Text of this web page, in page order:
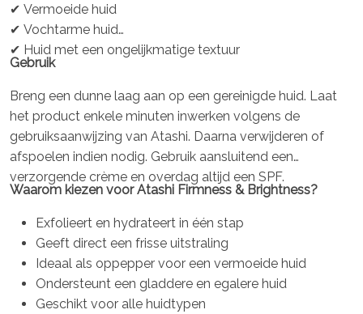
✔ Vermoeide huid
✔ Vochtarme huid
✔ Huid met een ongelijkmatige textuur
Gebruik
Breng een dunne laag aan op een gereinigde huid. Laat
het product enkele minuten inwerken volgens de
gebruiksaanwijzing van Atashi. Daarna verwijderen of
afspoelen indien nodig. Gebruik aansluitend een
verzorgende crème en overdag altijd een SPF.
Waarom kiezen voor Atashi Firmness & Brightness?
Exfolieert en hydrateert in één stap
Geeft direct een frisse uitstraling
Ideaal als oppepper voor een vermoeide huid
Ondersteunt een gladdere en egalere huid
Geschikt voor alle huidtypen